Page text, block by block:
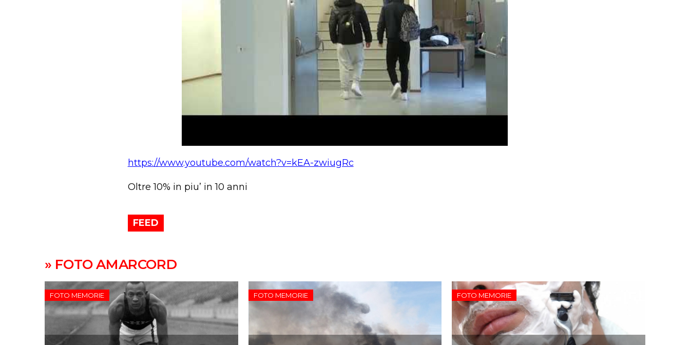
https://www.youtube.com/watch?v=kEA-zwiugRc
Oltre 10% in piu’ in 10 anni
FEED
» FOTO AMARCORD
FOTO MEMORIE FOTO MEMORIE FOTO MEMORIE